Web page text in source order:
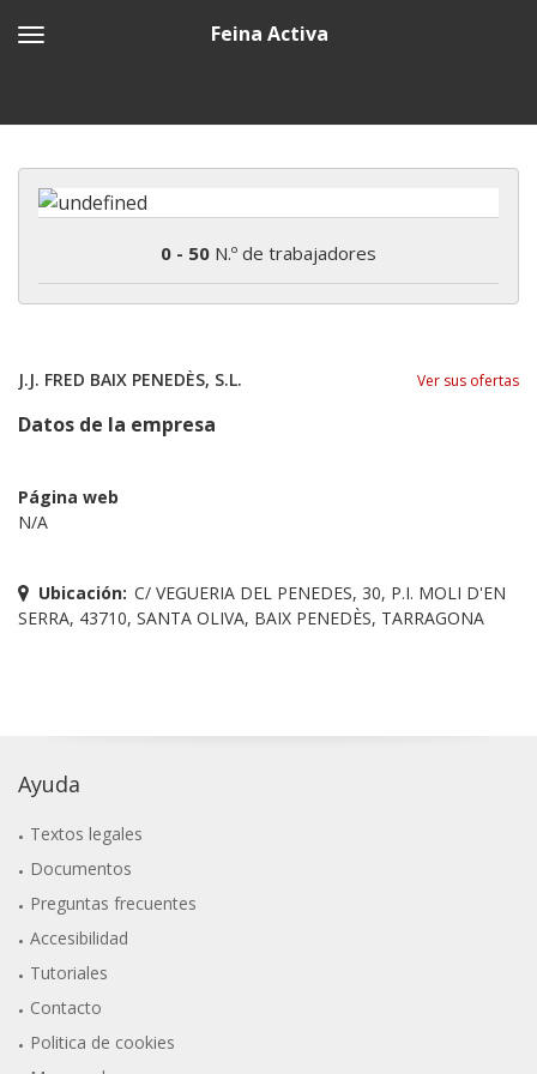
Feina Activa
0 - 50 N.º de trabajadores
J.J. FRED BAIX PENEDÈS, S.L. Ver sus ofertas
Datos de la empresa
Página web
N/A
Ubicación: C/ VEGUERIA DEL PENEDES, 30, P.I. MOLI D'EN
SERRA, 43710, SANTA OLIVA, BAIX PENEDÈS, TARRAGONA
Ayuda
Textos legales
Documentos
Preguntas frecuentes
Accesibilidad
Tutoriales
Contacto
Politica de cookies